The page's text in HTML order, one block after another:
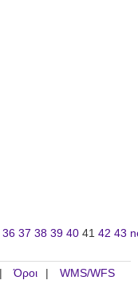
36 37 38 39 40 41 42 43
Όροι WMS/WFS